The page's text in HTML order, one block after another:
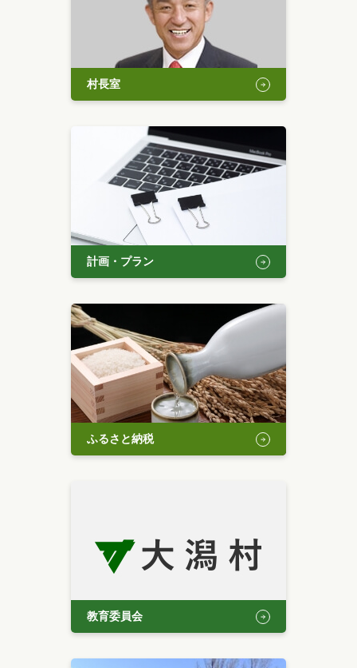
村長室
計画・プラン
ふるさと納税
教育委員会